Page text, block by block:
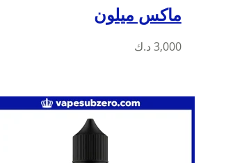
ماكس ميلون
3,000 د.ك